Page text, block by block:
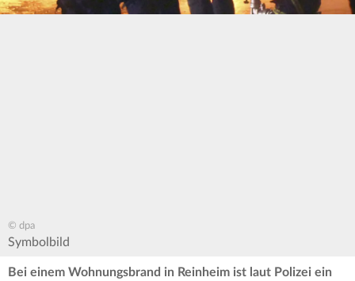
© dpa
Symbolbild
Bei einem Wohnungsbrand in Reinheim ist laut Polizei ein